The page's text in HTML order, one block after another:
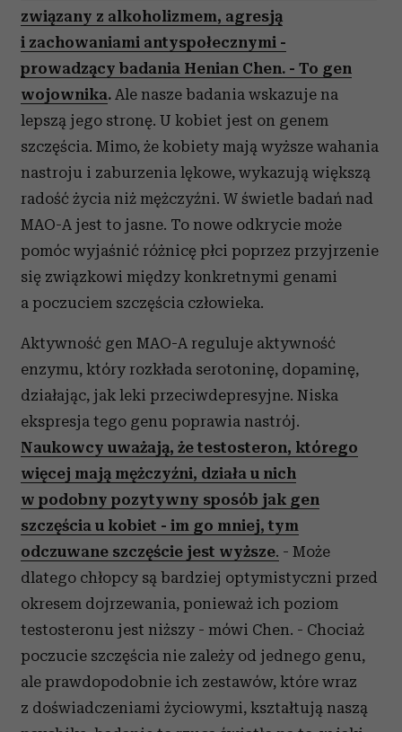
związany z alkoholizmem, agresją
i zachowaniami antyspołecznymi -
prowadzący badania Henian Chen. - To gen
wojownika. Ale nasze badania wskazuje na
lepszą jego stronę. U kobiet jest on genem
szczęścia. Mimo, że kobiety mają wyższe wahania
nastroju i zaburzenia lękowe, wykazują większą
radość życia niż mężczyźni. W świetle badań nad
MAO-A jest to jasne. To nowe odkrycie może
pomóc wyjaśnić różnicę płci poprzez przyjrzenie
się związkowi między konkretnymi genami
a poczuciem szczęścia człowieka.
Aktywność gen MAO-A reguluje aktywność
enzymu, który rozkłada serotoninę, dopaminę,
działając, jak leki przeciwdepresyjne. Niska
ekspresja tego genu poprawia nastrój.
Naukowcy uważają, że testosteron, którego
więcej mają mężczyźni, działa u nich
w podobny pozytywny sposób jak gen
szczęścia u kobiet - im go mniej, tym
odczuwane szczęście jest wyższe. - Może
dlatego chłopcy są bardziej optymistyczni przed
okresem dojrzewania, ponieważ ich poziom
testosteronu jest niższy - mówi Chen. - Chociaż
poczucie szczęścia nie zależy od jednego genu,
ale prawdopodobnie ich zestawów, które wraz
z doświadczeniami życiowymi, kształtują naszą